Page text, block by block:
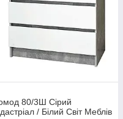
80/3Ш Сірий
/ Білий Світ Меблів